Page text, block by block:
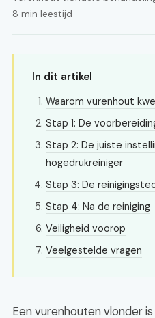
8 min leestijd
In dit artikel
Waarom vurenhout
Stap 1: De
Stap 2: De juiste
hogedrukreiniger
Stap 3: De
Stap 4: Na de reiniging
Veiligheid voorop
Veelgestelde vragen
Een vurenhouten vlonder